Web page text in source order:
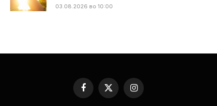
03.08.2026 во 10:00
Facebook
X
Instagram